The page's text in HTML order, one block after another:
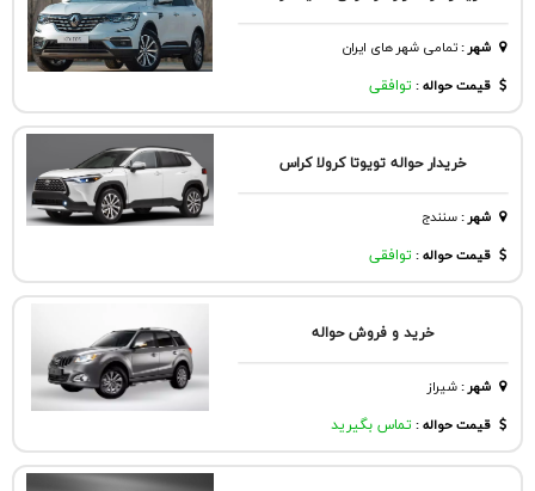
شهر:تمامی شهر های ایران
قیمت حواله : توافقی
خریدار حواله تویوتا کرولا کراس
شهر:سنندج
قیمت حواله : توافقی
خرید و فروش حواله
شهر:شيراز
قیمت حواله : تماس بگیرید